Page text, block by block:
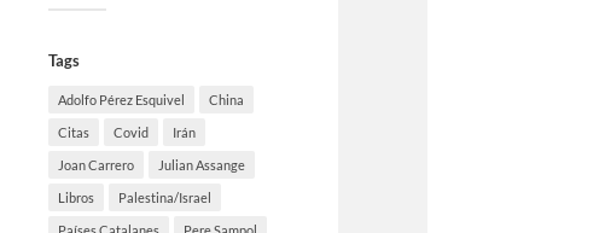
Tags
Adolfo Pérez Esquivel China
Citas Covid Irán
Joan Carrero Julian Assange
Libros Palestina/Israel